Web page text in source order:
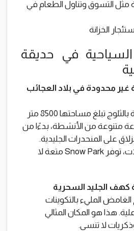
مثل التسوق وتناول الطعام في
الخزانة
في حديقة
غير محدودة في بلاد العجائب
❄️ ادخل إلى جنة مغطاة بالثلوج تبلغ مساحتها 8500 متر
متنوعة من الأنشطة، بدءًا من
على المنحدرات الجليدية.
مثالية للأطفال والعائلات، توفر Snow Park متعة لا
المليء بالتكوينات
هذا هو المكان المثالي
لا تنسى.